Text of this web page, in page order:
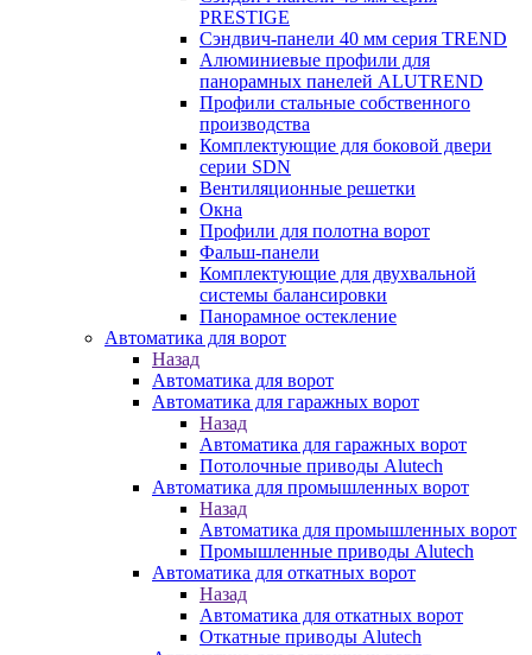
PRESTIGE
Сэндвич-панели 40 мм серия TREND
Алюминиевые профили для
панорамных панелей ALUTREND
Профили стальные собственного
производства
Комплектующие для боковой двери
серии SDN
Вентиляционные решетки
Окна
Профили для полотна ворот
Фальш-панели
Комплектующие для двухвальной
системы балансировки
Панорамное остекление
Автоматика для ворот
Назад
Автоматика для ворот
Автоматика для гаражных ворот
Назад
Автоматика для гаражных ворот
Потолочные приводы Alutech
Автоматика для промышленных ворот
Назад
Автоматика для промышленных ворот
Промышленные приводы Alutech
Автоматика для откатных ворот
Назад
Автоматика для откатных ворот
Откатные приводы Alutech